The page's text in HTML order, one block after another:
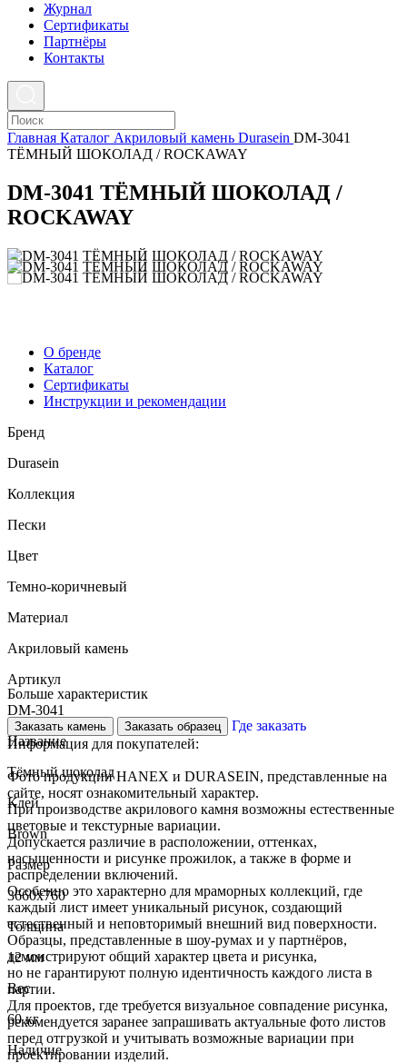
Журнал
Cертификаты
Партнёры
Контакты
Главная Каталог Акриловый камень Durasein DM-3041
ТЁМНЫЙ ШОКОЛАД / ROCKAWAY
DM-3041 ТЁМНЫЙ ШОКОЛАД /
ROCKAWAY
О бренде
Каталог
Сертификаты
Инструкции и рекомендации
Бренд
Durasein
Коллекция
Пески
Цвет
Темно-коричневый
Материал
Акриловый камень
Артикул
DM-3041
Название
Тёмный шоколад
Клей
Brown
Размер
3660х760
Толщина
12 мм
Вес
60 кг
Наличие
Больше характеристик
Заказать камень Заказать образец
Где заказать
Информация для покупателей:
Фото продукции HANEX и DURASEIN, представленные на
сайте, носят ознакомительный характер.
При производстве акрилового камня возможны естественные
цветовые и текстурные вариации.
Допускается различие в расположении, оттенках,
насыщенности и рисунке прожилок, а также в форме и
распределении включений.
Особенно это характерно для мраморных коллекций, где
каждый лист имеет уникальный рисунок, создающий
естественный и неповторимый внешний вид поверхности.
Образцы, представленные в шоу-румах и у партнёров,
демонстрируют общий характер цвета и рисунка,
но не гарантируют полную идентичность каждого листа в
партии.
Для проектов, где требуется визуальное совпадение рисунка,
рекомендуется заранее запрашивать актуальные фото листов
перед отгрузкой и учитывать возможные вариации при
проектировании изделий.